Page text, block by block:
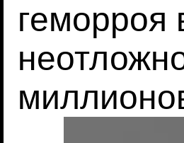
геморроя